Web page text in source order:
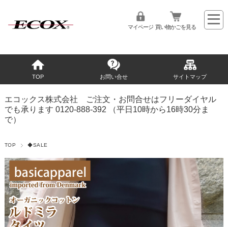
マイページ 買い物かごを見る
TOP お問い合せ サイトマップ
エコックス株式会社 ご注文・お問合せはフリーダイヤル
でも承ります 0120-888-392 （平日10時から16時30分ま
で）
TOP ◆SALE